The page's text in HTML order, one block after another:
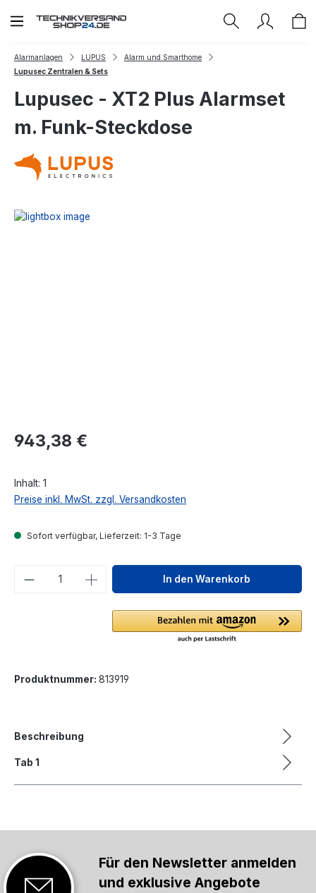
Zum Hauptinhalt springen
Alarmanlagen LUPUS
Alarm und Smarthome
Lupusec Zentralen & Sets
Lupusec - XT2 Plus Alarmset
m. Funk-Steckdose
Regulärer Preis:
943,38 €
Inhalt: 1
Preise inkl. MwSt. zzgl. Versandkosten
Sofort verfügbar, Lieferzeit: 1-3 Tage
Produkt Anzahl: Gib denIn den Warenkorb
Produktnummer: 813919
Beschreibung
Tab 1
Für den Newsletter anmelden
und exklusive Angebote